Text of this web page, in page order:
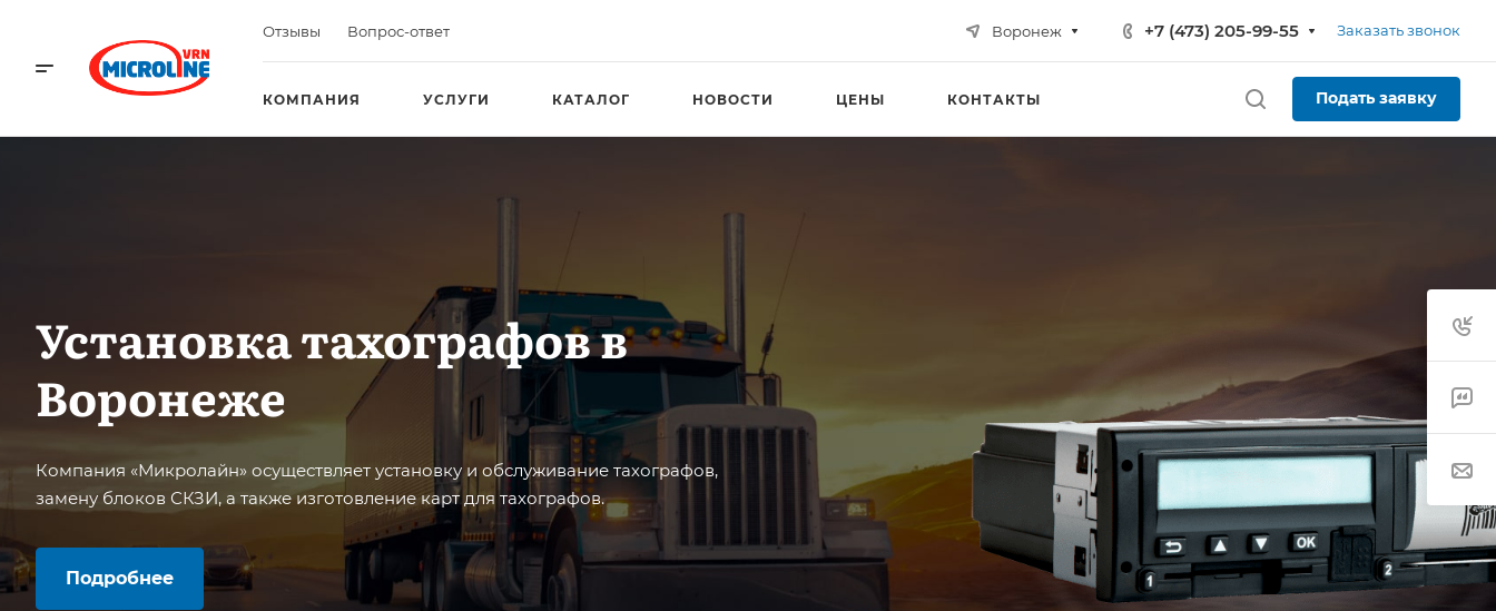
Отзывы Вопрос-ответ Воронеж +7 (473) 205-99-55 Заказать звонок
КОМПАНИЯ УСЛУГИ КАТАЛОГ НОВОСТИ ЦЕНЫ КОНТАКТЫ Подать заявку
Установка тахографов в
Воронеже
Компания «Микролайн» осуществляет установку и обслуживание тахографов,
замену блоков СКЗИ, а также изготовление карт для тахографов.
Подробнее